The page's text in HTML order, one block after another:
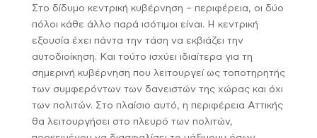
Στο δίδυμο κεντρική κυβέρνηση – περιφέρεια, οι δύο
πόλοι κάθε άλλο παρά ισότιμοι είναι. Η κεντρική
εξουσία έχει πάντα την τάση να εκβιάζει την
αυτοδιοίκηση. Και τούτο ισχύει ιδιαίτερα για τη
σημερινή κυβέρνηση που λειτουργεί ως τοποτηρητής
των συμφερόντων των δανειστών της χώρας και όχι
των πολιτών. Στο πλαίσιο αυτό, η περιφέρεια Αττικής
θα λειτουργήσει στο πλευρό των πολιτών,